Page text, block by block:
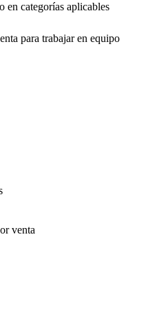
en categorías aplicables
para trabajar en equipo
venta